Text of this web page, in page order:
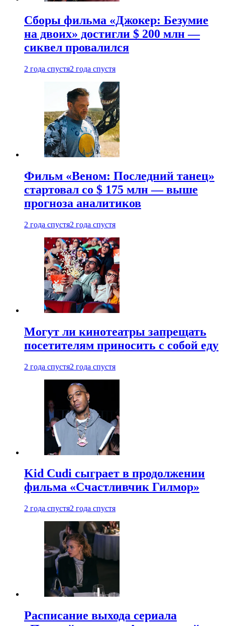
Сборы фильма «Джокер: Безумие
на двоих» достигли $ 200 млн —
сиквел провалился
2 года спустя2 года спустя
Фильм «Веном: Последний танец»
стартовал со $ 175 млн — выше
прогноза аналитиков
2 года спустя2 года спустя
Могут ли кинотеатры запрещать
посетителям приносить с собой еду
2 года спустя2 года спустя
Kid Cudi сыграет в продолжении
фильма «Счастливчик Гилмор»
2 года спустя2 года спустя
Расписание выхода сериала